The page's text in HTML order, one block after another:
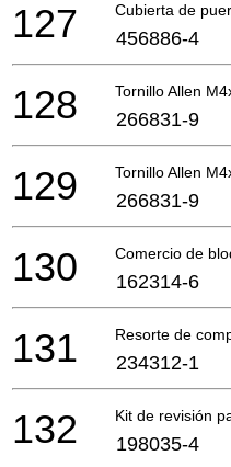
Cubierta de
127 456886-4
Tornillo Allen
128 266831-9
Tornillo Allen
129 266831-9
Comercio de
130 162314-6
Resorte de
131 234312-1
Kit de revisión
132 198035-4